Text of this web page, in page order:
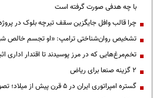
با چه هدفی صورت گرفته است
چرا قالب وافل جایگزین سقف تیرچه بلوک در
تشخیص روان‌شناختی ترامپ: «او تجسم خالص
تخم‌مرغ‌هایی که در مرز پوسیدند تا اقتدار اداری
۲ گزینه صنعا برای ریاض
گستره امپراتوری ایران در ۵ قرن پیش از میلاد؛ تصویری از ایران ۲۵ قرن پیش